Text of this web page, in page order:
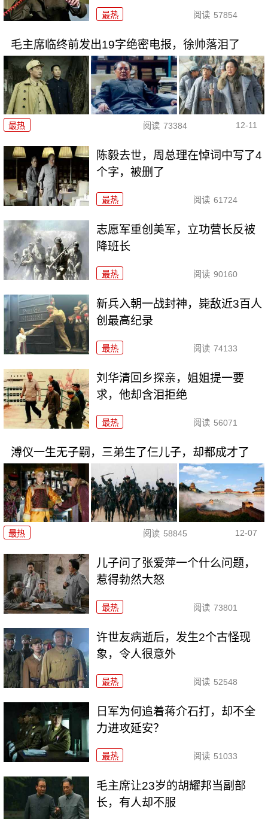
最热 阅读 57854
毛主席临终前发出19字绝密电报，徐帅落泪了
最热 阅读 73384 12-11
陈毅去世，周总理在悼词中写了4
个字，被删了
最热 阅读 61724
志愿军重创美军，立功营长反被
降班长
最热 阅读 90160
新兵入朝一战封神，毙敌近3百人
创最高纪录
最热 阅读 74133
刘华清回乡探亲，姐姐提一要
求，他却含泪拒绝
最热 阅读 56071
溥仪一生无子嗣，三弟生了仨儿子，却都成才了
最热 阅读 58845 12-07
儿子问了张爱萍一个什么问题，
惹得勃然大怒
最热 阅读 73801
许世友病逝后，发生2个古怪现
象，令人很意外
最热 阅读 52548
日军为何追着蒋介石打，却不全
力进攻延安？
最热 阅读 51033
毛主席让23岁的胡耀邦当副部
长，有人却不服